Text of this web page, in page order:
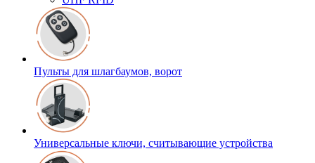
Пульты для шлагбаумов, ворот
Универсальные ключи, считывающие устройства